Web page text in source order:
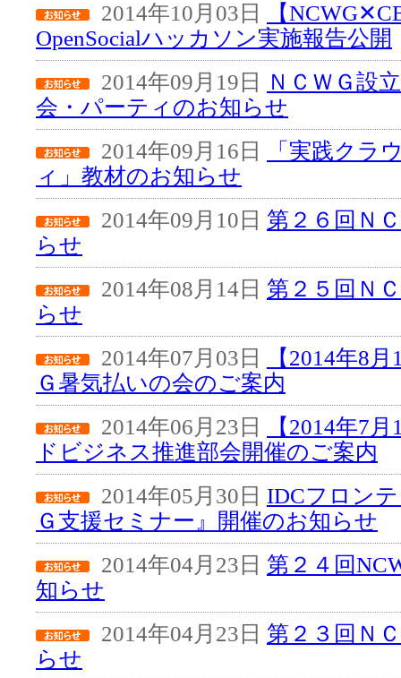
2014年10月03日
【
OpenSocialハッカソン実施報告公開
2014年09月19日
ＮＣＷＧ設
会・パーティのお知らせ
2014年09月16日
「実践クラ
ィ」教材のお知らせ
2014年09月10日 第２６回Ｎ
らせ
2014年08月14日 第２５回Ｎ
らせ
2014年07月03日
【2014年8
Ｇ暑気払いの会のご案内
2014年06月23日
【2014年7
ドビジネス推進部会開催のご案内
2014年05月30日 IDCフロン
Ｇ支援セミナー』開催のお知らせ
2014年04月23日 第２４回
知らせ
2014年04月23日 第２３回Ｎ
らせ